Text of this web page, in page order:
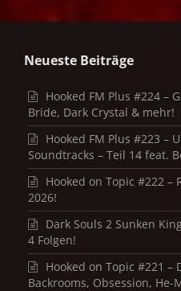
Neueste Beiträge
Hooked FM Plus #224 –
Bride, Dark Crystal & mehr!
Hooked FM Plus #223 –
Soundtracks – Teil 14 feat.
Hooked on Topic #222 –
2026!
Dark Souls 2 Sunken
4 Folgen!
Hooked on Topic #221 –
Backrooms, Obsession, He-